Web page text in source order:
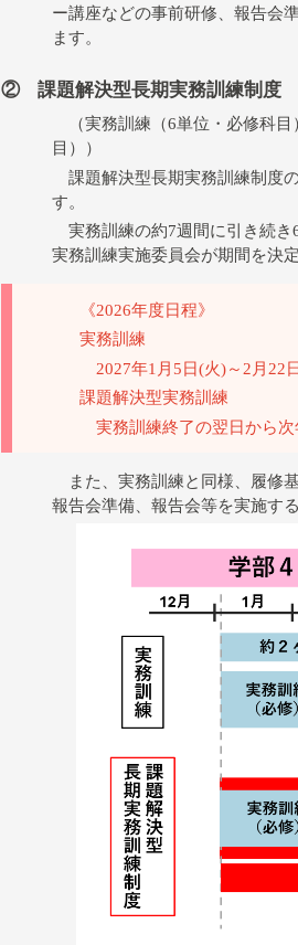
ー講座などの事前研修、報告会
ます。
② 課題解決型長期実務訓練制度
（実務訓練（6単位・必修科目
目））
課題解決型長期実務訓練制度
す。
実務訓練の約7週間に引き続き
実務訓練実施委員会が期間を決定
《2026年度日程》
実務訓練
2027年1月5日(火)～2月22
課題解決型実務訓練
実務訓練終了の翌日から次
また、実務訓練と同様、履修
報告会準備、報告会等を実施す